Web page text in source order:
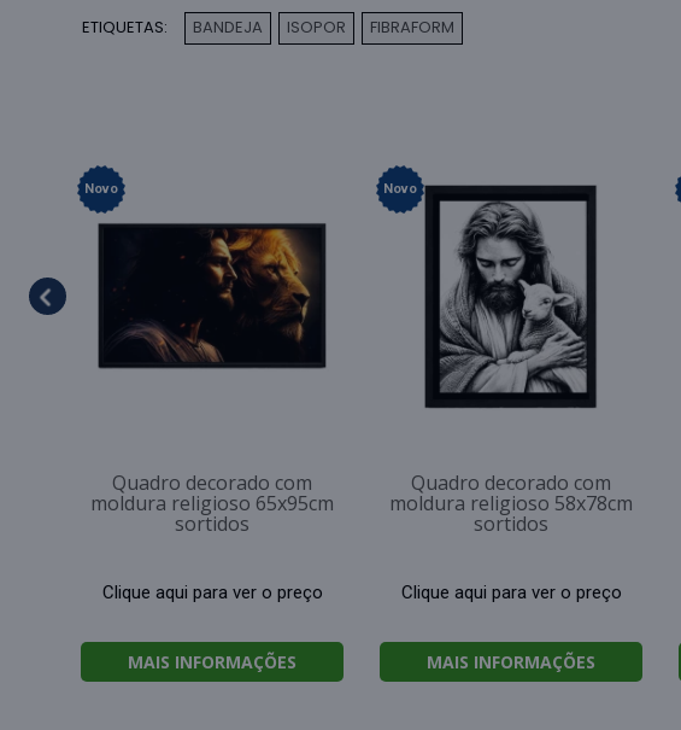
ETIQUETAS: BANDEJA ISOPOR FIBRAFORM
Novo
Quadro decorado com
moldura religioso 65x95cm
sortidos
Clique aqui para ver o preço
MAIS INFORMAÇÕES
Novo
Quadro decorado com
moldura religioso 58x78cm
sortidos
Clique aqui para ver o preço
MAIS INFORMAÇÕES